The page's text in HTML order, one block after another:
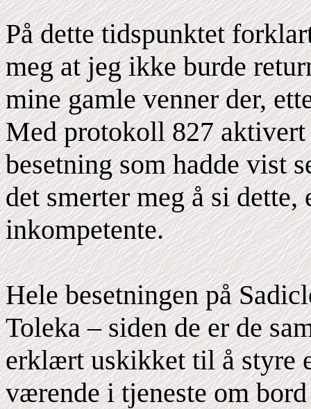
På dette tidspunktet
meg at jeg ikke burde
mine gamle venner der,
Med protokoll 827
besetning som hadde vist
det smerter meg å si dette,
inkompetente.
Hele besetningen på
Toleka – siden de er de
erklært uskikket til å styre
værende i tjeneste om